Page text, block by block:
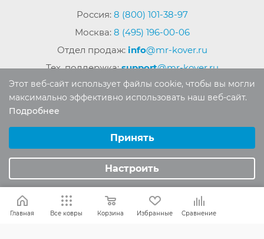
Россия: 8 (800) 101-38-97
Москва: 8 (495) 196-00-06
Отдел продаж: info@mr-kover.ru
Тех. поддержка:support@mr-kover.ru
Авторские права защищены. Воспроизведение
материалов сайта без письменного разрешения
запрещено.
Главная Все ковры Корзина Избранные Сравнение
Этот веб-сайт использует файлы cookie, чтобы вы могли
максимально эффективно использовать наш веб-сайт.
Подробнее
Аналитические/Функциональные
Принять
Настроить